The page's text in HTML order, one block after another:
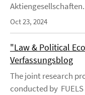
Aktiengesellschaften.
Oct 23, 2024
"Law & Political
Verfassungsblog
The joint research
conducted by